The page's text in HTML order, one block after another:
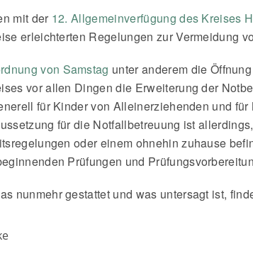
mit der 12. Allgemeinverfügung des Kreises
erleichterten Regelungen zur Vermeidung
von Samstag unter anderem die
vor allen Dingen die Erweiterung der
für Kinder von Alleinerziehenden und
für die Notfallbetreuung ist
oder einem ohnehin zuhause
Prüfungen und
nunmehr gestattet und was untersagt ist,